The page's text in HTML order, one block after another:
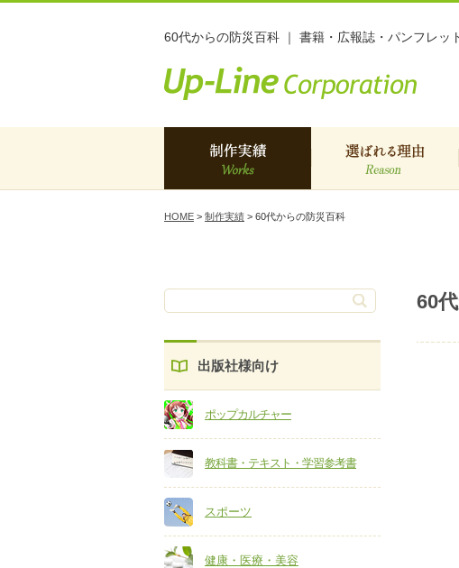
60代からの防災百科 ｜ 書籍・広報誌・パンフレ
HOME > 制作実績 > 60代からの防災百科
出版社様向け
ポップカルチャー
教科書・テキスト・学習参考書
スポーツ
健康・医療・美容
60